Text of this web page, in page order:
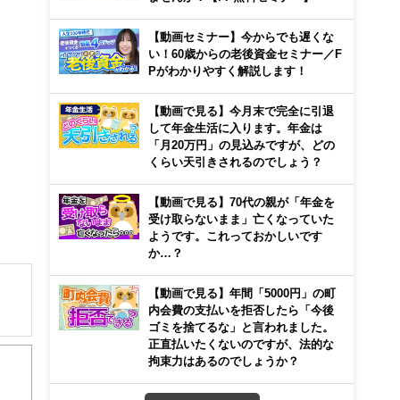
【動画セミナー】今からでも遅くな
い！60歳からの老後資金セミナー／F
Pがわかりやすく解説します！
【動画で見る】今月末で完全に引退
して年金生活に入ります。年金は
「月20万円」の見込みですが、どの
くらい天引きされるのでしょう？
【動画で見る】70代の親が「年金を
受け取らないまま」亡くなっていた
ようです。これっておかしいです
か…？
【動画で見る】年間「5000円」の町
内会費の支払いを拒否したら「今後
ゴミを捨てるな」と言われました。
正直払いたくないのですが、法的な
拘束力はあるのでしょうか？